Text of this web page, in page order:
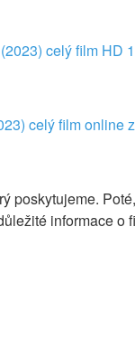
celý film HD
celý film online
poskytujeme.
informace o